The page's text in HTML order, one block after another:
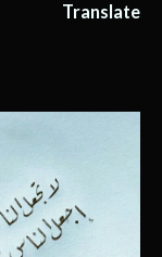
Translate